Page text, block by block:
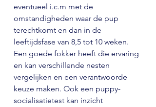
eventueel i.c.m met de
omstandigheden waar de pup
terechtkomt en dan in de
leeftijdsfase van 8,5 tot 10 weken.
Een goede fokker heeft die ervaring
en kan verschillende nesten
vergelijken en een verantwoorde
keuze maken. Ook een puppy-
socialisatietest kan inzicht